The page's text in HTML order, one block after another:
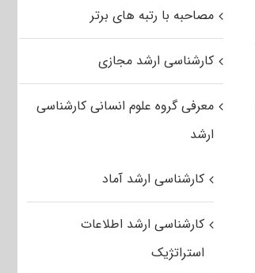
مصاحبه با رتبه های برتر
کارشناسی ارشد مجازی
معرفی گروه علوم انسانی کارشناسی
ارشد
کارشناسی ارشد آماد
کارشناسی ارشد اطلاعات
استراتژیک